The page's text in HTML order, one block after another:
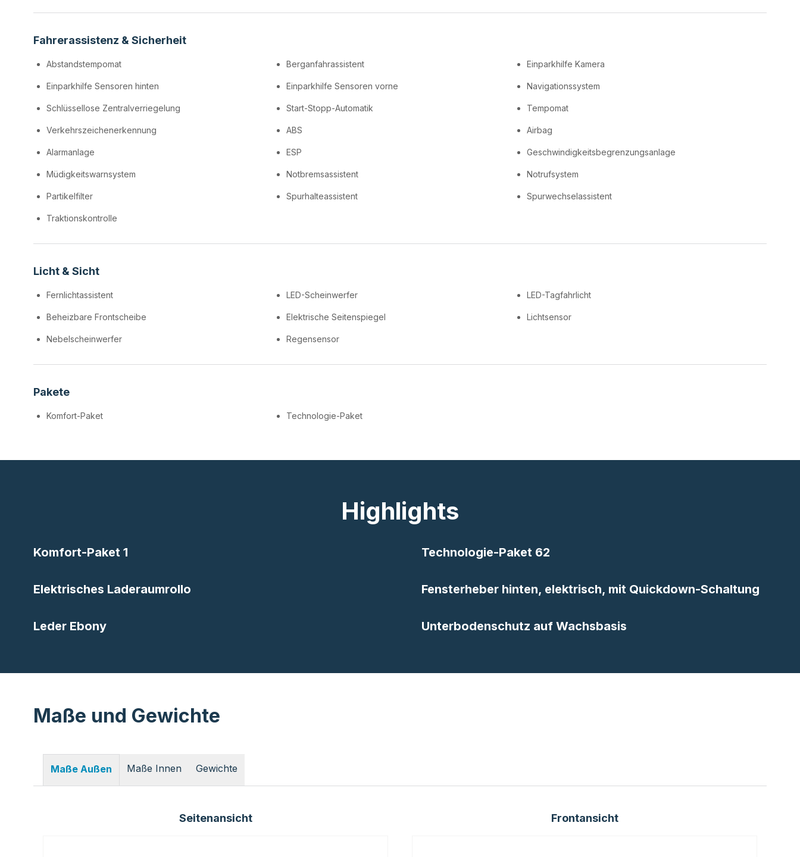
Fahrerassistenz & Sicherheit
Abstandstempomat Berganfahrassistent Einparkhilfe Kamera
Einparkhilfe Sensoren hinten Einparkhilfe Sensoren vorne Navigationssystem
Schlüssellose Zentralverriegelung Start-Stopp-Automatik Tempomat
Verkehrszeichenerkennung ABS Airbag
Alarmanlage ESP Geschwindigkeitsbegrenzungsanlage
Müdigkeitswarnsystem Notbremsassistent Notrufsystem
Partikelfilter Spurhalteassistent Spurwechselassistent
Traktionskontrolle
Licht & Sicht
Fernlichtassistent LED-Scheinwerfer LED-Tagfahrlicht
Beheizbare Frontscheibe Elektrische Seitenspiegel Lichtsensor
Nebelscheinwerfer Regensensor
Pakete
Komfort-Paket Technologie-Paket
Highlights
Komfort-Paket 1 Technologie-Paket 62
Elektrisches Laderaumrollo Fensterheber hinten, elektrisch, mit Quickdown-Schaltung
Leder Ebony Unterbodenschutz auf Wachsbasis
Maße und Gewichte
Maße Außen Maße Innen Gewichte
Seitenansicht Frontansicht